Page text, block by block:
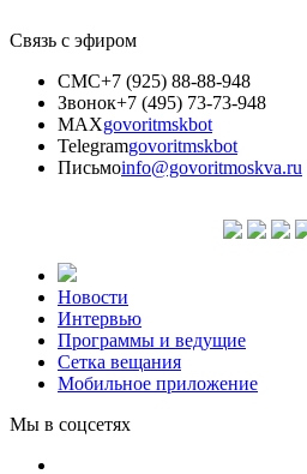
Связь с эфиром
СМС+7 (925) 88-88-948
Звонок+7 (495) 73-73-948
MAXgovoritmskbot
Telegramgovoritmskbot
Письмоinfo@govoritmoskva.ru
Новости
Интервью
Программы и ведущие
Сетка вещания
Мобильное приложение
Мы в соцсетях